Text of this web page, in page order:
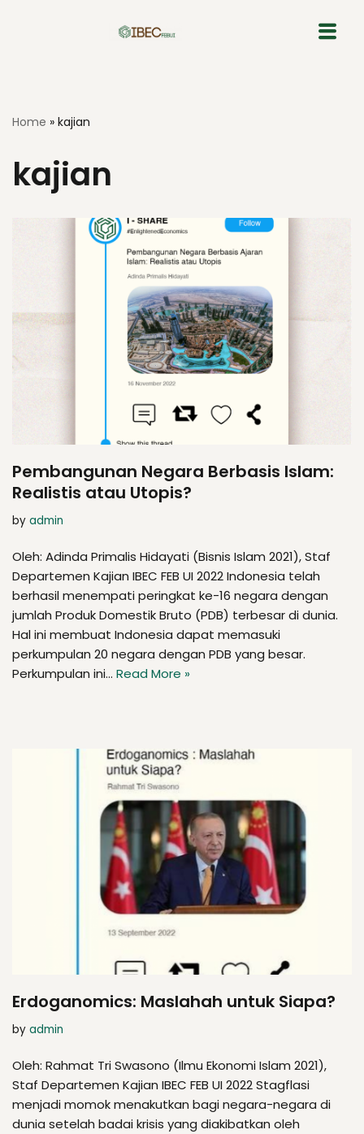
Home » kajian
kajian
Pembangunan Negara Berbasis Islam:
Realistis atau Utopis?
by admin
Oleh: Adinda Primalis Hidayati (Bisnis Islam 2021), Staf
Departemen Kajian IBEC FEB UI 2022 Indonesia telah
berhasil menempati peringkat ke-16 negara dengan
jumlah Produk Domestik Bruto (PDB) terbesar di dunia.
Hal ini membuat Indonesia dapat memasuki
perkumpulan 20 negara dengan PDB yang besar.
Perkumpulan ini… Read More »
Erdoganomics: Maslahah untuk Siapa?
by admin
Oleh: Rahmat Tri Swasono (Ilmu Ekonomi Islam 2021),
Staf Departemen Kajian IBEC FEB UI 2022 Stagflasi
menjadi momok menakutkan bagi negara-negara di
dunia setelah badai krisis yang diakibatkan oleh